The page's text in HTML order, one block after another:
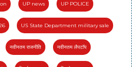
UP news UP POLICE
US State Department military sale
नवीनतम राजनीति नवीनतम लैपटॉप